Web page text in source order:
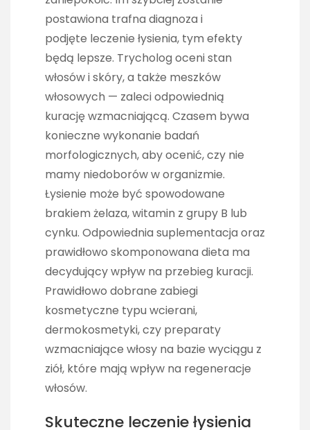
postawiona trafna diagnoza i
podjęte leczenie łysienia, tym efekty
będą lepsze. Trycholog oceni stan
włosów i skóry, a także meszków
włosowych — zaleci odpowiednią
kurację wzmacniającą. Czasem bywa
konieczne wykonanie badań
morfologicznych, aby ocenić, czy nie
mamy niedoborów w organizmie.
Łysienie może być spowodowane
brakiem żelaza, witamin z grupy B lub
cynku. Odpowiednia suplementacja oraz
prawidłowo skomponowana dieta ma
decydujący wpływ na przebieg kuracji.
Prawidłowo dobrane zabiegi
kosmetyczne typu wcierani,
dermokosmetyki, czy preparaty
wzmacniające włosy na bazie wyciągu z
ziół, które mają wpływ na regeneracje
włosów.
Skuteczne leczenie łysienia